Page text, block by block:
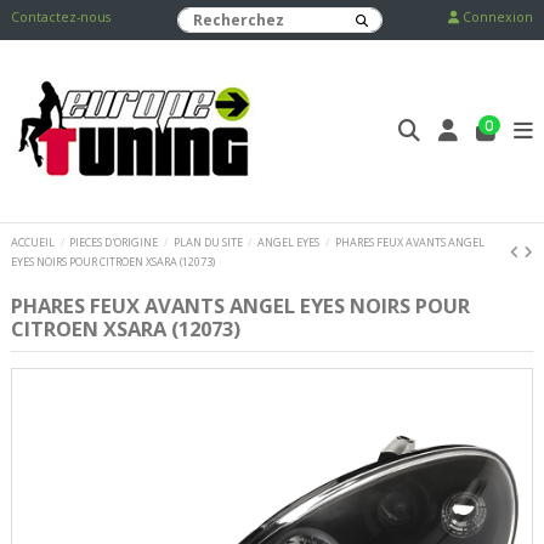
Contactez-nous Connexion
0
ACCUEIL PIECES D'ORIGINE PLAN DU SITE ANGEL EYES
PHARES FEUX AVANTS ANGEL
EYES NOIRS POUR CITROEN XSARA (12073)
PHARES FEUX AVANTS ANGEL EYES NOIRS POUR
CITROEN XSARA (12073)